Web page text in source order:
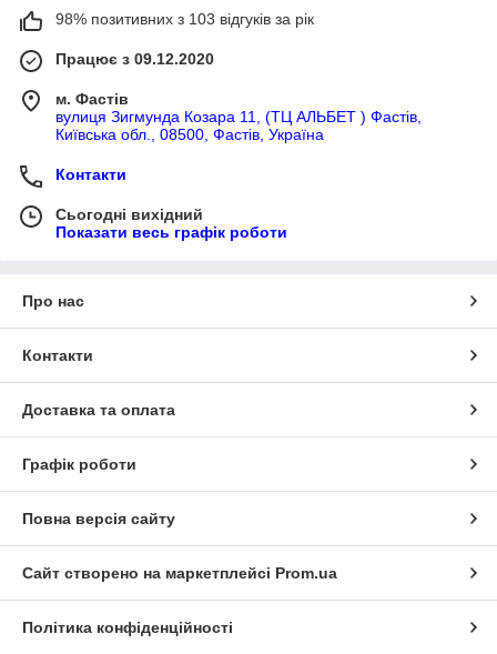
98% позитивних з 103 відгуків за рік
Працює з 09.12.2020
м. Фастів
вулиця Зигмунда Козара 11, (ТЦ АЛЬБЕТ ) Фастів,
Київська обл., 08500, Фастів, Україна
Контакти
Сьогодні вихідний
Показати весь графік роботи
Про нас
Контакти
Доставка та оплата
Графік роботи
Повна версія сайту
Сайт створено на маркетплейсі Prom.ua
Політика конфіденційності